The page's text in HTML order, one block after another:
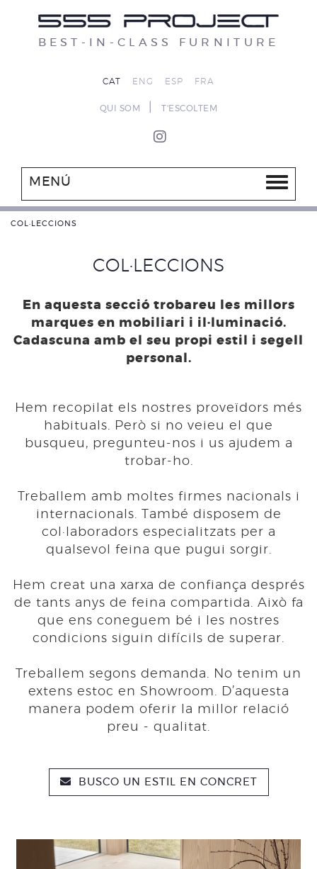
BEST-IN-CLASS FURNITURE
CAT ENG ESP FRA
QUI SOM T'ESCOLTEM
MENÚ
COL·LECCIONS
COL·LECCIONS
En aquesta secció trobareu les millors
marques en mobiliari i il·luminació.
Cadascuna amb el seu propi estil i segell
personal.
Hem recopilat els nostres proveïdors més
habituals. Però si no veieu el que
busqueu, pregunteu-nos i us ajudem a
trobar-ho.
Treballem amb moltes firmes nacionals i
internacionals. També disposem de
col·laboradors especialitzats per a
qualsevol feina que pugui sorgir.
Hem creat una xarxa de confiança després
de tants anys de feina compartida. Això fa
que ens coneguem bé i les nostres
condicions siguin difícils de superar.
Treballem segons demanda. No tenim un
extens estoc en Showroom. D’aquesta
manera podem oferir la millor relació
preu - qualitat.
BUSCO UN ESTIL EN CONCRET